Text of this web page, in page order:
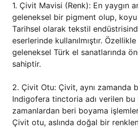
1. Çivit Mavisi (Renk): En yaygın
geleneksel bir pigment olup,
Tarihsel olarak tekstil
eserlerinde kullanılmıştır.
geleneksel Türk el sanatlarında
sahiptir.
2. Çivit Otu: Çivit, aynı zamanda
Indigofera tinctoria adı verilen
zamanlardan beri boyama
Çivit otu, aslında doğal bir